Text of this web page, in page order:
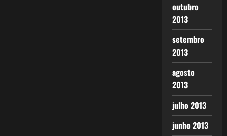
outubro
2013
setembro
2013
agosto
2013
julho 2013
junho 2013